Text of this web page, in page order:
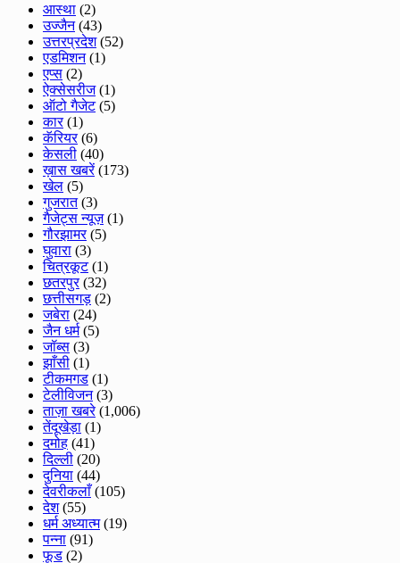
आस्था (2)
उज्जैन(43)
उत्तरप्रदेश(52)
एडमिशन(1)
एप्स (2)
ऐक्सेसरीज(1)
ऑटो गैजेट(5)
कार(1)
कॅरियर(6)
केसली (40)
ख़ास खबरें(173)
खेल (5)
गुजरात(3)
गैजेट्स न्यूज़(1)
गौरझामर(5)
घुवारा (3)
चित्रकूट(1)
छतरपुर(32)
छत्तीसगड़ (2)
जबेरा (24)
जैन धर्म(5)
जॉब्स (3)
झाँसी (1)
टीकमगड (1)
टेलीविजन(3)
ताज़ा खबरे(1,006)
तेंदूखेड़ा (1)
दमोह (41)
दिल्ली (20)
दुनिया (44)
देवरीकलाँ(105)
देश(55)
धर्म अध्यात्म(19)
पन्ना (91)
फूड (2)